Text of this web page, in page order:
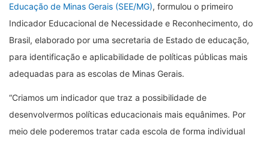
Educação de Minas Gerais (SEE/MG), formulou o primeiro
Indicador Educacional de Necessidade e Reconhecimento, do
Brasil, elaborado por uma secretaria de Estado de educação,
para identificação e aplicabilidade de políticas públicas mais
adequadas para as escolas de Minas Gerais.
“Criamos um indicador que traz a possibilidade de
desenvolvermos políticas educacionais mais equânimes. Por
meio dele poderemos tratar cada escola de forma individual